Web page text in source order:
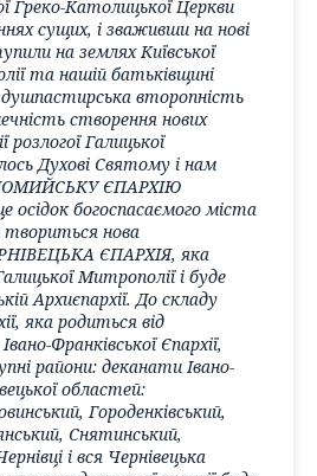
Греко-Католицької Церкви
сущих, і зваживши на нові
на землях Київської
та нашій батьківщині
второпність
створення нових
розлогої Галицької
Духові Святому і нам
ЄПАРХІЮ
осідок богоспасаємого міста
нова
ЄПАРХІЯ, яка
Митрополії і буде
Архиєпархії. До складу
яка родиться від
Франківської Єпархії,
райони: деканати Івано-
областей:
Городенківський,
Снятинський,
і вся Чернівецька